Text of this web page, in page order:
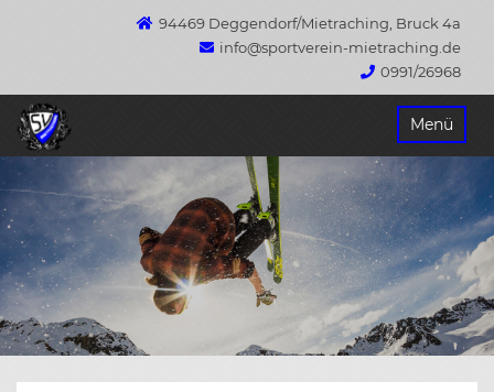
94469 Deggendorf/Mietraching, Bruck 4a
info@sportverein-mietraching.de
0991/26968
Menü